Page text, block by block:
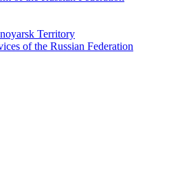
Territory
of the Russian Federation